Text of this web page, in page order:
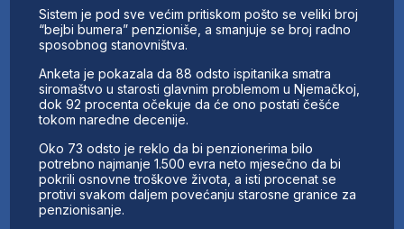
Sistem je pod sve većim pritiskom pošto se veliki broj
“bejbi bumera” penzioniše, a smanjuje se broj radno
sposobnog stanovništva.
Anketa je pokazala da 88 odsto ispitanika smatra
siromaštvo u starosti glavnim problemom u Njemačkoj,
dok 92 procenta očekuje da će ono postati češće
tokom naredne decenije.
Oko 73 odsto je reklo da bi penzionerima bilo
potrebno najmanje 1.500 evra neto mjesečno da bi
pokrili osnovne troškove života, a isti procenat se
protivi svakom daljem povećanju starosne granice za
penzionisanje.